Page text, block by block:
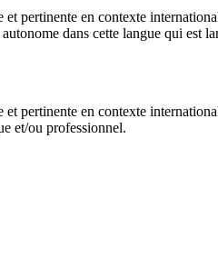
pertinente en contexte
dans cette langue qui est
pertinente en contexte
et/ou professionnel.